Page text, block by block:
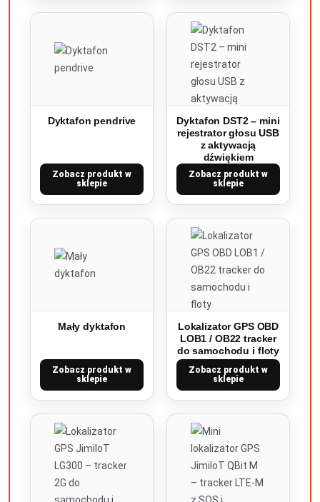
Dyktafon pendrive
Zobacz produkt w
sklepie
Dyktafon DST2 – mini
rejestrator głosu USB
z aktywacją
dźwiękiem
Zobacz produkt w
sklepie
Mały dyktafon
Zobacz produkt w
sklepie
Lokalizator GPS OBD
LOB1 / OB22 tracker
do samochodu i floty
Zobacz produkt w
sklepie